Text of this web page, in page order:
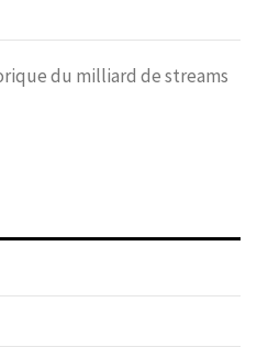
du milliard de streams